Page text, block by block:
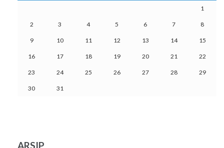
1
2 3 4 5 6 7 8
9 10 11 12 13 14 15
16 17 18 19 20 21 22
23 24 25 26 27 28 29
30 31
ARSIP